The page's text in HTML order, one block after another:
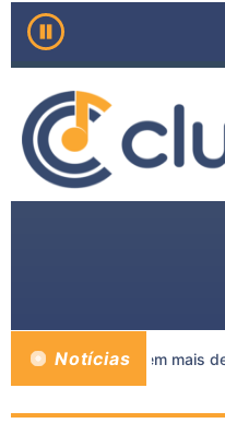
Notícias
no SUS crescem mais de